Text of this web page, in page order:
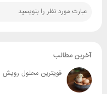
آخرین مطالب
قویترین محلول